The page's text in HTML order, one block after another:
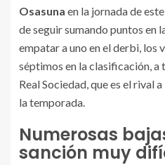
Osasuna en la jornada de
de seguir sumando puntos en
empatar a uno en el derbi, los
séptimos en la clasificación, a
Real Sociedad, que es el rival
la temporada.
Numerosas
sanción muy